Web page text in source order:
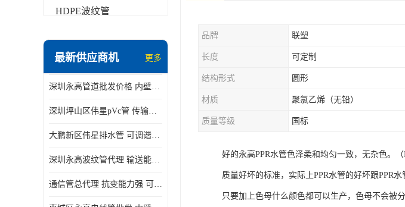
HDPE波纹管
最新供应商机 更多
深圳永高管道批发价格 内壁光滑 抗震性能好
深圳坪山区伟星pVc管 传输损耗小 频率稳定性好
大鹏新区伟星排水管 可调谐性好 大功率 效率高
深圳永高波纹管代理 输送能力强 可以承受高温
通信管总代理 抗变能力强 可耐强震 扭曲
品牌 联塑
长度 可定制
结构形式 圆形
材质 聚氯乙烯（无铅）
质量等级 国标
好的永高PPR水管色泽柔和均匀一致，无杂色。
质量好坏的标准，实际上PPR水管的好坏跟PPR
只要加上色母什么颜色都可以生产，色母不会被